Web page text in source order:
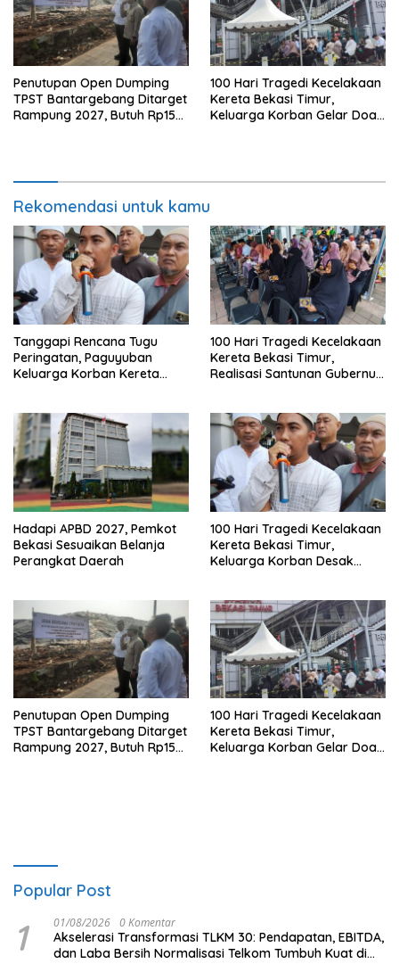
Penutupan Open Dumping
TPST Bantargebang Ditarget
Rampung 2027, Butuh Rp150
100 Hari Tragedi Kecelakaan
Kereta Bekasi Timur,
Keluarga Korban Gelar Doa
Rekomendasi untuk kamu
Tanggapi Rencana Tugu
Peringatan, Paguyuban
Keluarga Korban Kereta
Keselamatan Lebih Dulu
100 Hari Tragedi Kecelakaan
Kereta Bekasi Timur,
Realisasi Santunan Gubernur
Hadapi APBD 2027, Pemkot
Bekasi Sesuaikan Belanja
Perangkat Daerah
100 Hari Tragedi Kecelakaan
Kereta Bekasi Timur,
Keluarga Korban Desak
Penutupan Open Dumping
TPST Bantargebang Ditarget
Rampung 2027, Butuh Rp150
100 Hari Tragedi Kecelakaan
Kereta Bekasi Timur,
Keluarga Korban Gelar Doa
Popular Post
1 01/08/2026 0 Komentar
Akselerasi Transformasi TLKM 30: Pendapatan, EBITDA,
dan Laba Bersih Normalisasi Telkom Tumbuh Kuat di